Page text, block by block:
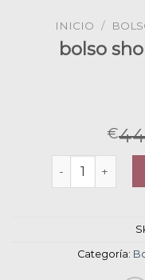
INICIO /
bolso
€
bolso shopper
Categoría: